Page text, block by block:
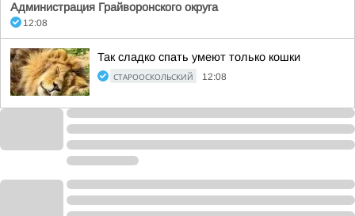
Администрация Грайворонского округа
12:08
Так сладко спать умеют только кошки
СТАРООСКОЛЬСКИЙ 12:08